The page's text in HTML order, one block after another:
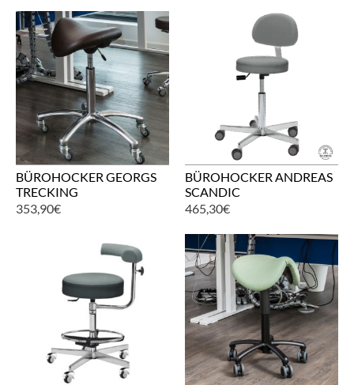
BÜROHOCKER GEORGS
TRECKING
353,90€
BÜROHOCKER ANDREAS
SCANDIC
465,30€